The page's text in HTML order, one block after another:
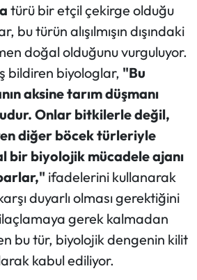
türü bir etçil çekirge olduğu
bu türün alışılmışın dışındaki
doğal olduğunu vurguluyor.
bildiren biyologlar, "Bu
aksine tarım düşmanı
Onlar bitkilerle değil,
diğer böcek türleriyle
bir biyolojik mücadele ajanı
ifadelerini kullanarak
duyarlı olması gerektiğini
gerek kalmadan
bu tür, biyolojik dengenin kilit
kabul ediliyor.